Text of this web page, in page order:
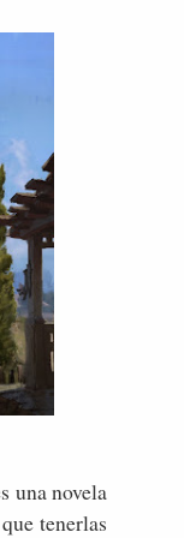
una novela
tenerlas